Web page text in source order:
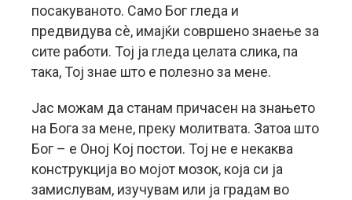
посакуваното. Само Бог гледа и
предвидува сè, имајќи совршено знаење за
сите работи. Тој ја гледа целата слика, па
така, Тој знае што е полезно за мене.
Јас можам да станам причасен на знањето
на Бога за мене, преку молитвата. Затоа што
Бог – е Оној Кој постои. Тој не е некаква
конструкција во мојот мозок, која си ја
замислувам, изучувам или ја градам во